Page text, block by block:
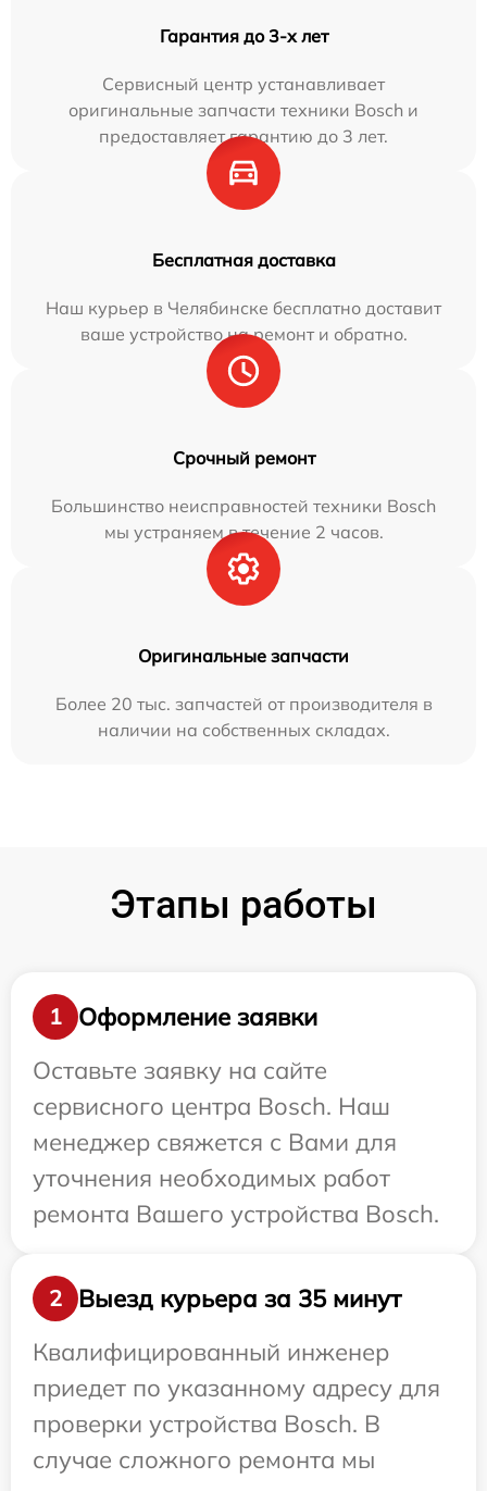
Гарантия до 3-х лет
Сервисный центр устанавливает
оригинальные запчасти техники Bosch и
предоставляет гарантию до 3 лет.
Бесплатная доставка
Наш курьер в Челябинске бесплатно доставит
ваше устройство на ремонт и обратно.
Срочный ремонт
Большинство неисправностей техники Bosch
мы устраняем в течение 2 часов.
Оригинальные запчасти
Более 20 тыс. запчастей от производителя в
наличии на собственных складах.
Этапы работы
1
Оформление заявки
Оставьте заявку на сайте
сервисного центра Bosch. Наш
менеджер свяжется с Вами для
уточнения необходимых работ
ремонта Вашего устройства Bosch.
2
Выезд курьера за 35 минут
Квалифицированный инженер
приедет по указанному адресу для
проверки устройства Bosch. В
случае сложного ремонта мы